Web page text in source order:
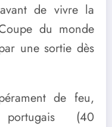
de vivre la
du monde
une sortie dès
de feu,
portugais (40